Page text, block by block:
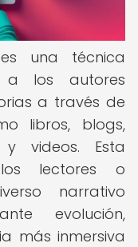
una técnica
a los autores
a través de
libros, blogs,
y videos. Esta
lectores o
narrativo
evolución,
más inmersiva